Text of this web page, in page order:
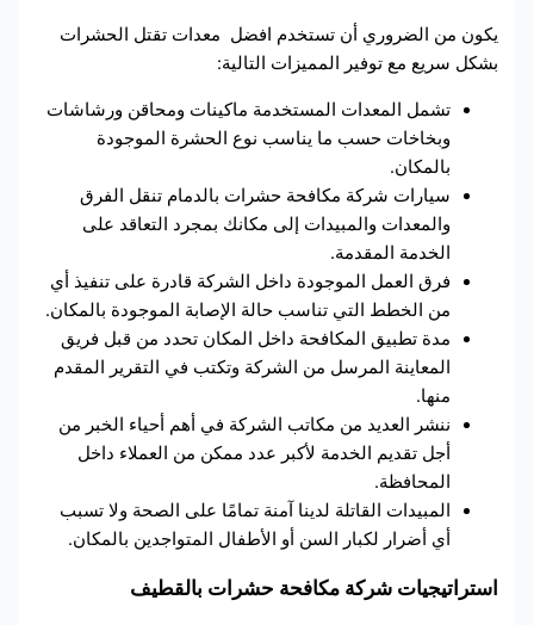
يكون من الضروري أن تستخدم افضل معدات تقتل الحشرات
بشكل سريع مع توفير المميزات التالية:
تشمل المعدات المستخدمة ماكينات ومحاقن ورشاشات
وبخاخات حسب ما يناسب نوع الحشرة الموجودة
بالمكان.
سيارات شركة مكافحة حشرات بالدمام تنقل الفرق
والمعدات والمبيدات إلى مكانك بمجرد التعاقد على
الخدمة المقدمة.
فرق العمل الموجودة داخل الشركة قادرة على تنفيذ أي
من الخطط التي تناسب حالة الإصابة الموجودة بالمكان.
مدة تطبيق المكافحة داخل المكان تحدد من قبل فريق
المعاينة المرسل من الشركة وتكتب في التقرير المقدم
منها.
ننشر العديد من مكاتب الشركة في أهم أحياء الخبر من
أجل تقديم الخدمة لأكبر عدد ممكن من العملاء داخل
المحافظة.
المبيدات القاتلة لدينا آمنة تمامًا على الصحة ولا تسبب
أي أضرار لكبار السن أو الأطفال المتواجدين بالمكان.
استراتيجيات شركة مكافحة حشرات بالقطيف